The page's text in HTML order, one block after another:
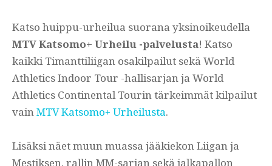
Katso huippu-urheilua suorana yksinoikeudella
MTV Katsomo+ Urheilu -palvelusta! Katso
kaikki Timanttiliigan osakilpailut sekä World
Athletics Indoor Tour -hallisarjan ja World
Athletics Continental Tourin tärkeimmät kilpailut
vainMTV Katsomo+ Urheilusta.
Lisäksi näet muun muassa jääkiekon Liigan ja
Mestiksen, rallin MM-sarjan sekä jalkapallon